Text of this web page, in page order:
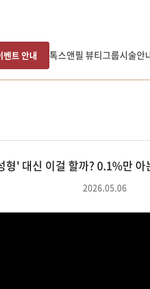
벤트 안내 톡스앤필 뷰티그룹시술안
형' 대신 이걸 할까? 0.1%만 아
2026.05.06